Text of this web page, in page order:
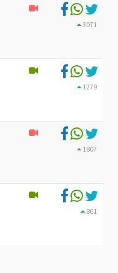
3071
1279
1807
861